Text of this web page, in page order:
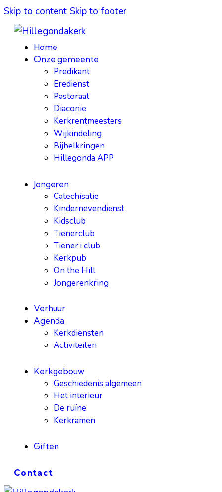
Skip to content Skip to footer
Home
Onze gemeente
Predikant
Eredienst
Pastoraat
Diaconie
Kerkrentmeesters
Wijkindeling
Bijbelkringen
Hillegonda APP
Jongeren
Catechisatie
Kindernevendienst
Kidsclub
Tienerclub
Tiener+club
Kerkpub
On the Hill
Jongerenkring
Verhuur
Agenda
Kerkdiensten
Activiteiten
Kerkgebouw
Geschiedenis algemeen
Het interieur
De ruïne
Kerkramen
Giften
Contact